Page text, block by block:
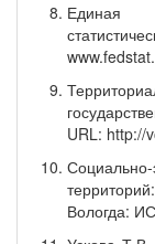
Единая
URL: http://
Вологда: